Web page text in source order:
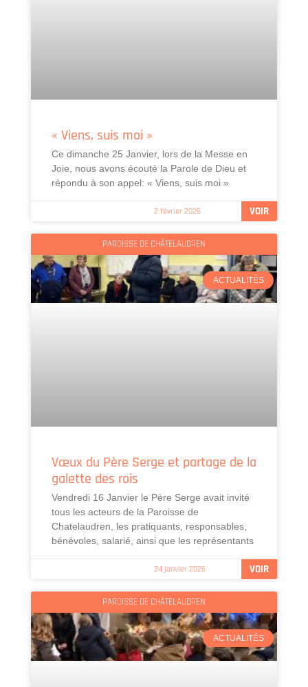
« Viens, suis moi »
Ce dimanche 25 Janvier, lors de la Messe en
Joie, nous avons écouté la Parole de Dieu et
répondu à son appel: « Viens, suis moi »
VOIR
2 février 2026
PAROISSE DE CHÂTELAUDREN
ACTUALITÉS
Vœux du Père Serge et partage de la
galette des rois
Vendredi 16 Janvier le Père Serge avait invité
tous les acteurs de la Paroisse de
Chatelaudren, les pratiquants, responsables,
bénévoles, salarié, ainsi que les représentants
VOIR
24 janvier 2026
PAROISSE DE CHÂTELAUDREN
ACTUALITÉS